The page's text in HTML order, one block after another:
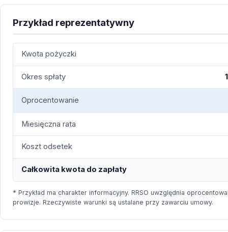
Przykład reprezentatywny
Kwota pożyczki
Okres spłaty
Oprocentowanie
Miesięczna rata
Koszt odsetek
Całkowita kwota do zapłaty
* Przykład ma charakter informacyjny. RRSO uwzględnia
prowizje. Rzeczywiste warunki są ustalane przy zawarciu umowy.